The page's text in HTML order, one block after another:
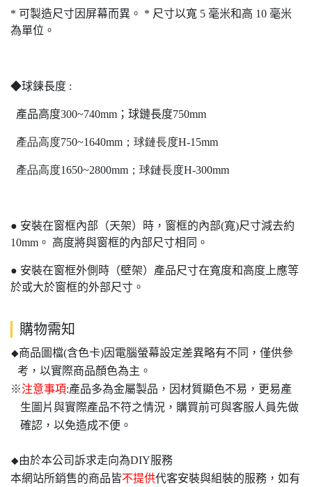
* 可製造尺寸因屏幕而異。 * 尺寸以寬 5 毫米和高 10 毫米
為單位。
◆球鍊長度 :
產品高度300~740mm ；球鏈長度750mm
產品高度750~1640mm ；球鏈長度H-15mm
產品高度1650~2800mm ；球鏈長度H-300mm
● 安裝在窗框內部（天架）時，窗框的內部(寬)尺寸減去約
10mm 。 高度將與窗框的內部尺寸相同。
● 安裝在窗框外側時（壁架）產品尺寸在寬度和高度上應等
於或大於窗框的外部尺寸。
購物需知
◆商品圖檔(含色卡)因電腦螢幕設定差異略有不同，僅供參
考，以實際商品顏色為主。
※注意事項:產品多為金屬製品，因材質顯色不易，更易產
生圖片與實際產品不符之情況，購買前可與客服人員先做
確認，以免造成不便。
◆由於本公司訴求走向為DIY服務
本網站所銷售的商品皆不提供代客安裝與組裝的服務，如有